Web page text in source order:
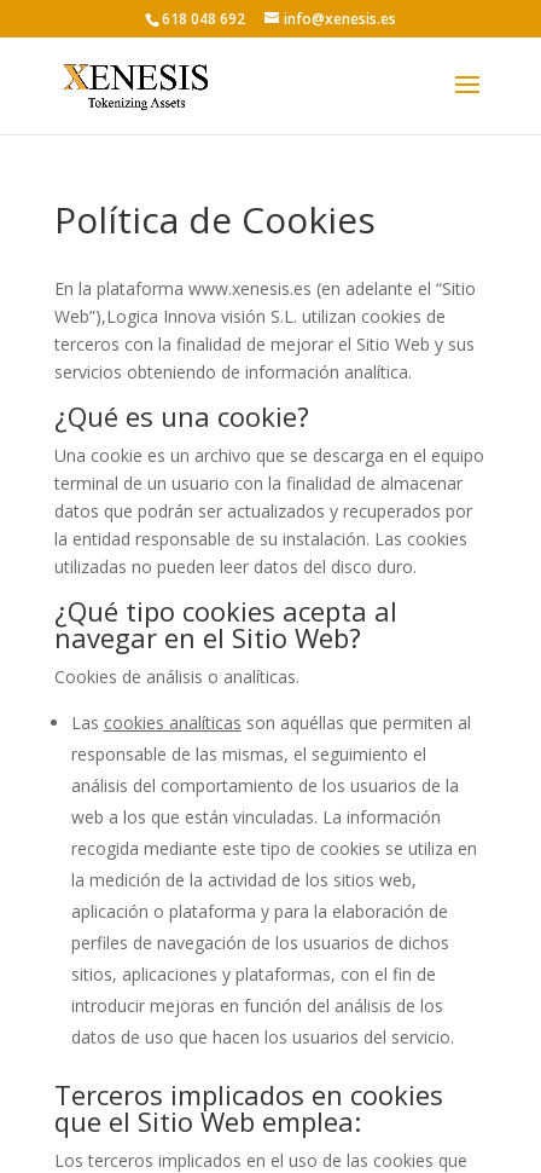
618 048 692 info@xenesis.es
Política de Cookies
En la plataforma www.xenesis.es (en adelante el “Sitio
Web”),Logica Innova visión S.L. utilizan cookies de
terceros con la finalidad de mejorar el Sitio Web y sus
servicios obteniendo de información analítica.
¿Qué es una cookie?
Una cookie es un archivo que se descarga en el equipo
terminal de un usuario con la finalidad de almacenar
datos que podrán ser actualizados y recuperados por
la entidad responsable de su instalación. Las cookies
utilizadas no pueden leer datos del disco duro.
¿Qué tipo cookies acepta al
navegar en el Sitio Web?
Cookies de análisis o analíticas.
Las cookies analíticas son aquéllas que permiten al
responsable de las mismas, el seguimiento el
análisis del comportamiento de los usuarios de la
web a los que están vinculadas. La información
recogida mediante este tipo de cookies se utiliza en
la medición de la actividad de los sitios web,
aplicación o plataforma y para la elaboración de
perfiles de navegación de los usuarios de dichos
sitios, aplicaciones y plataformas, con el fin de
introducir mejoras en función del análisis de los
datos de uso que hacen los usuarios del servicio.
Terceros implicados en cookies
que el Sitio Web emplea:
Los terceros implicados en el uso de las cookies que